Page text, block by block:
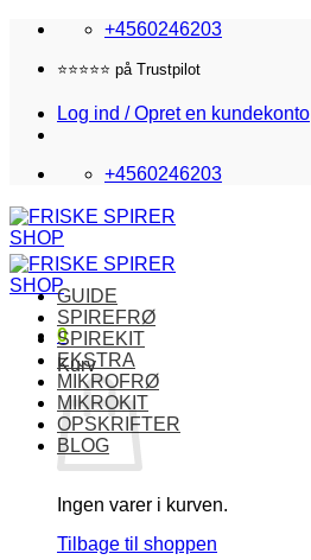
Fortsæt
indhold
+4560246203
Fri fragt i DK over 870,-
Log ind / Opret en kundekonto
+4560246203
0
Kurv
Ingen varer i kurven.
Tilbage til shoppen
GUIDE
SPIREFRØ
SPIREKIT
EKSTRA
MIKROFRØ
MIKROKIT
OPSKRIFTER
BLOG